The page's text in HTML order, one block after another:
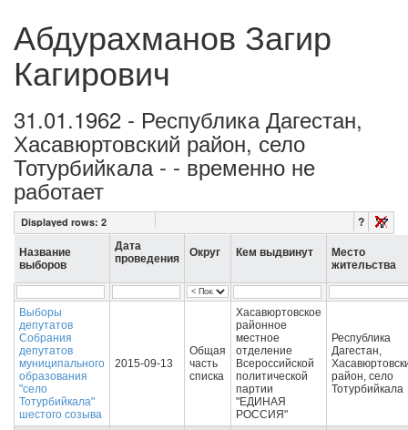
Абдурахманов Загир
Кагирович
31.01.1962 - Республика Дагестан,
Хасавюртовский район, село
Тотурбийкала - - временно не
работает
Displayed rows: 2 ?
Название
выборов
Дата
проведения
Округ Кем выдвинут
Место
жительства
Выборы
депутатов
Собрания
депутатов
муниципального
образования
"село
Тотурбийкала"
шестого созыва
2015-09-13
Общая
часть
списка
Хасавюртовское
районное
местное
отделение
Всероссийской
политической
партии
"ЕДИНАЯ
РОССИЯ"
Республика
Дагестан,
район, село
Тотурбийкала